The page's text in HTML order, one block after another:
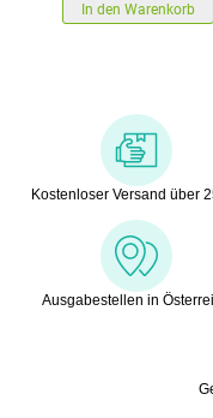
In den Warenkorb
Kostenloser Versand über
Ausgabestellen in